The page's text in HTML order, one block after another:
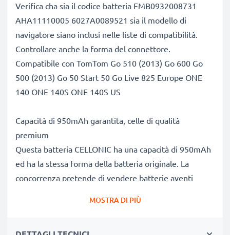
Verifica cha sia il codice batteria FMB0932008731
AHA11110005 6027A0089521 sia il modello di
navigatore siano inclusi nelle liste di compatibilità.
Controllare anche la forma del connettore.
Compatibile con TomTom Go 510 (2013) Go 600 Go
500 (2013) Go 50 Start 50 Go Live 825 Europe ONE
140 ONE 140S ONE 140S US
Capacità di 950mAh garantita, celle di qualità
premium
Questa batteria CELLONIC ha una capacità di 950mAh
ed ha la stessa forma della batteria originale. La
concorrenza pretende di vendere batterie aventi
MOSTRA DI PIÙ